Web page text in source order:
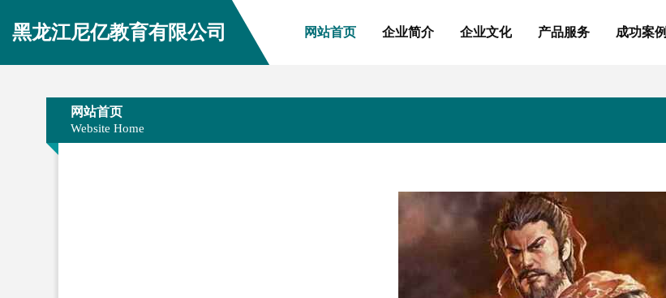
黑龙江尼亿教育有限公司 网站首页 企业简介 企业文化 产品服务 成功案例
网站首页
Website Home